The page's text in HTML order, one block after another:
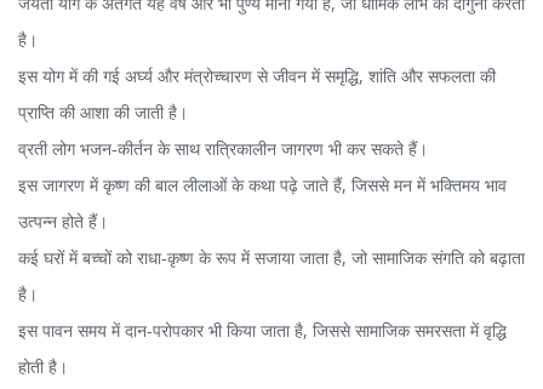
है।
इस योग में की गई अर्घ्य और मंत्रोच्चारण से जीवन में समृद्धि, शांति और सफलता की
प्राप्ति की आशा की जाती है।
व्रती लोग भजन‑कीर्तन के साथ रात्रिकालीन जागरण भी कर सकते हैं।
इस जागरण में कृष्ण की बाल लीलाओं के कथा पढ़े जाते हैं, जिससे मन में भक्तिमय भाव
उत्पन्न होते हैं।
कई घरों में बच्चों को राधा‑कृष्ण के रूप में सजाया जाता है, जो सामाजिक संगति को बढ़ाता
है।
इस पावन समय में दान‑परोपकार भी किया जाता है, जिससे सामाजिक समरसता में वृद्धि
होती है।